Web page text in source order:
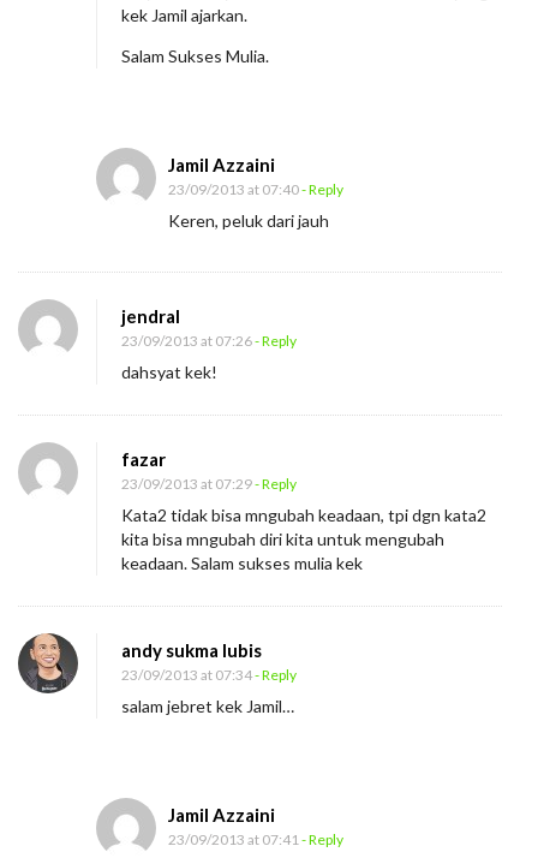
kek Jamil ajarkan.
Salam Sukses Mulia.
Jamil Azzaini
23/09/2013 at 07:40- Reply
Keren, peluk dari jauh
jendral
23/09/2013 at 07:26- Reply
dahsyat kek!
fazar
23/09/2013 at 07:29- Reply
Kata2 tidak bisa mngubah keadaan, tpi dgn kata2
kita bisa mngubah diri kita untuk mengubah
keadaan. Salam sukses mulia kek
andy sukma lubis
23/09/2013 at 07:34- Reply
salam jebret kek Jamil…
Jamil Azzaini
23/09/2013 at 07:41 - Reply